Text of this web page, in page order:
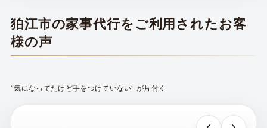
狛江市の家事代行をご利用されたお客
様の声
“気になってたけど手をつけていない” が片付く